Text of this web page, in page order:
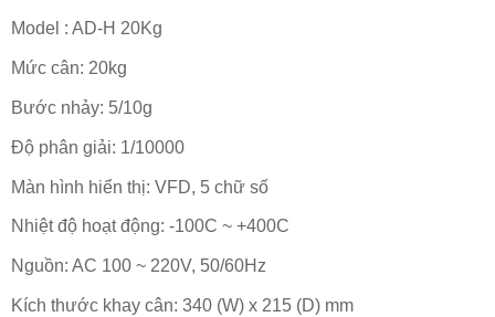
Model : AD-H 20Kg
Mức cân: 20kg
Bước nhảy: 5/10g
Độ phân giải: 1/10000
Màn hình hiển thị: VFD, 5 chữ số
Nhiệt độ hoạt động: -100C ~ +400C
Nguồn: AC 100 ~ 220V, 50/60Hz
Kích thước khay cân: 340 (W) x 215 (D) mm